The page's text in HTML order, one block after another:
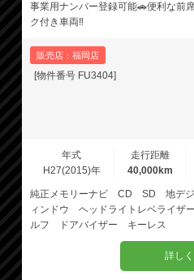
事業用ナンバー登録可能🚗便利な前
ク付き車両‼️
販売店：福岡店
[物件番号 FU3404]
年式
H27(2015)年
走行距離
40,000km
純正メモリーナビ CD SD 地デ
ィンドウ ヘッドライトレベライ
ルフ ドアバイザー キーレス
詳し